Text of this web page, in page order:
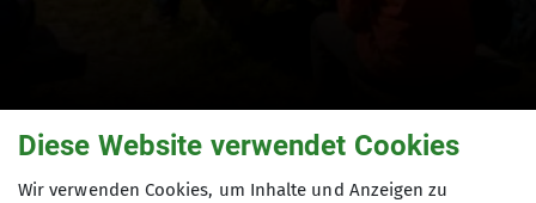
Einladung zur
Diese Website verwendet Cookies
Wir verwenden Cookies, um Inhalte und Anzeigen zu